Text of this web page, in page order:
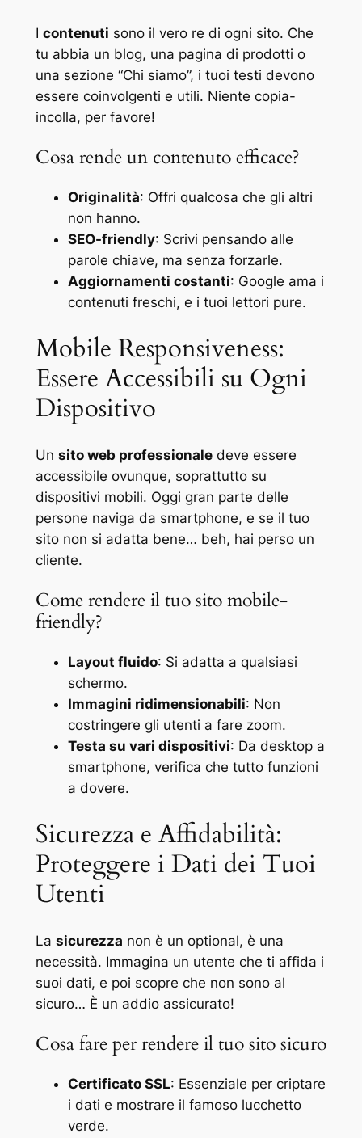
I contenuti sono il vero re di ogni sito. Che
tu abbia un blog, una pagina di prodotti o
una sezione “Chi siamo”, i tuoi testi devono
essere coinvolgenti e utili. Niente copia-
incolla, per favore!
Cosa rende un contenuto efficace?
Originalità: Offri qualcosa che gli altri
non hanno.
SEO-friendly: Scrivi pensando alle
parole chiave, ma senza forzarle.
Aggiornamenti costanti: Google ama i
contenuti freschi, e i tuoi lettori pure.
Mobile Responsiveness:
Essere Accessibili su Ogni
Dispositivo
Un sito web professionaledeve essere
accessibile ovunque, soprattutto su
dispositivi mobili. Oggi gran parte delle
persone naviga da smartphone, e se il tuo
sito non si adatta bene… beh, hai perso un
cliente.
Come rendere il tuo sito mobile-
friendly?
Layout fluido: Si adatta a qualsiasi
schermo.
Immagini ridimensionabili: Non
costringere gli utenti a fare zoom.
Testa su vari dispositivi: Da desktop a
smartphone, verifica che tutto funzioni
a dovere.
Sicurezza e Affidabilità:
Proteggere i Dati dei Tuoi
Utenti
La sicurezza non è un optional, è una
necessità. Immagina un utente che ti affida i
suoi dati, e poi scopre che non sono al
sicuro… È un addio assicurato!
Cosa fare per rendere il tuo sito sicuro
Certificato SSL: Essenziale per criptare
i dati e mostrare il famoso lucchetto
verde.